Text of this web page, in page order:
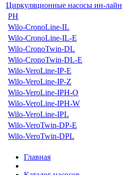
Циркуляционные насосы ин-лайн
PH
Wilo-CronoLine-IL
Wilo-CronoLine-IL-E
Wilo-CronoTwin-DL
Wilo-CronoTwin-DL-E
Wilo-VeroLine-IP-E
Wilo-VeroLine-IP-Z
Wilo-VeroLine-IPH-O
Wilo-VeroLine-IPH-W
Wilo-VeroLine-IPL
Wilo-VeroTwin-DP-E
Wilo-VeroTwin-DPL
Главная